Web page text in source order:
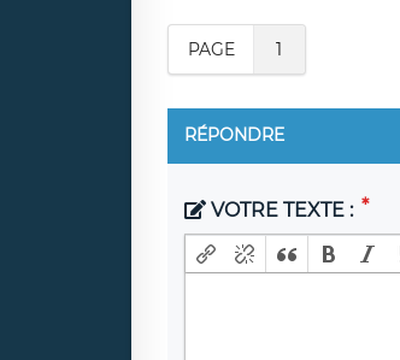
PAGE 1
RÉPONDRE
VOTRE TEXTE :